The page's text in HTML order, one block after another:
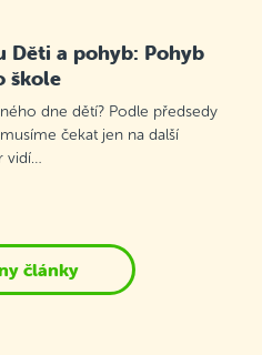
Děti a pohyb: Pohyb
škole
dne dětí? Podle předsedy
čekat jen na další
vidí…
články